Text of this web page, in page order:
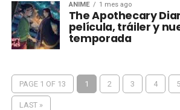
ANIME 1 mes ago
The Apothecary
película, tráiler y
temporada
PAGE 1 OF 13 1 2 3 4 5
LAST »